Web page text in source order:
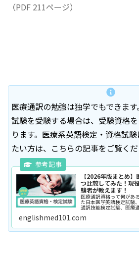
（PDF 211ページ）
医療通訳の勉強は独学でもできま
試験を受験する場合は、受験資格
ります。医療系英語検定・資格試
たい方は、こちらの記事をご覧く
【2026年版まとめ
つ比較してみた！現
験者が教えます！
医療通訳資格って何があ
た日本医学英語検定試験
通訳技能検定試験、医療
医療通訳資格ICM（国際
目指す方必見！過去問集
englishmed101.com